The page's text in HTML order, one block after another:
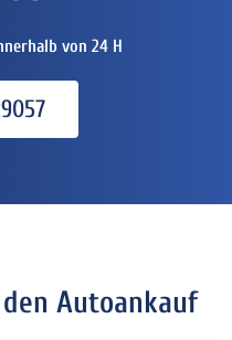
von 24 H
Autoankauf